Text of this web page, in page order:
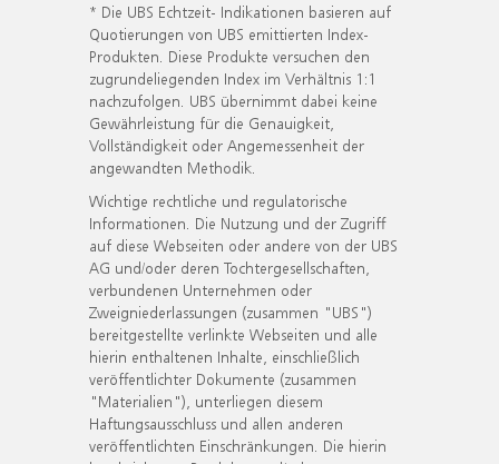
* Die UBS Echtzeit- Indikationen basieren auf
Quotierungen von UBS emittierten Index-
Produkten. Diese Produkte versuchen den
zugrundeliegenden Index im Verhältnis 1:1
nachzufolgen. UBS übernimmt dabei keine
Gewährleistung für die Genauigkeit,
Vollständigkeit oder Angemessenheit der
angewandten Methodik.
Wichtige rechtliche und regulatorische
Informationen. Die Nutzung und der Zugriff
auf diese Webseiten oder andere von der UBS
AG und/oder deren Tochtergesellschaften,
verbundenen Unternehmen oder
Zweigniederlassungen (zusammen "UBS")
bereitgestellte verlinkte Webseiten und alle
hierin enthaltenen Inhalte, einschließlich
veröffentlichter Dokumente (zusammen
"Materialien"), unterliegen diesem
Haftungsausschluss und allen anderen
veröffentlichten Einschränkungen. Die hierin